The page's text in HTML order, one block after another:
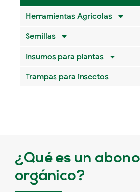
Herramientas Agricolas
Semillas
Insumos para plantas
Trampas para insectos
¿Qué es un abono
orgánico?